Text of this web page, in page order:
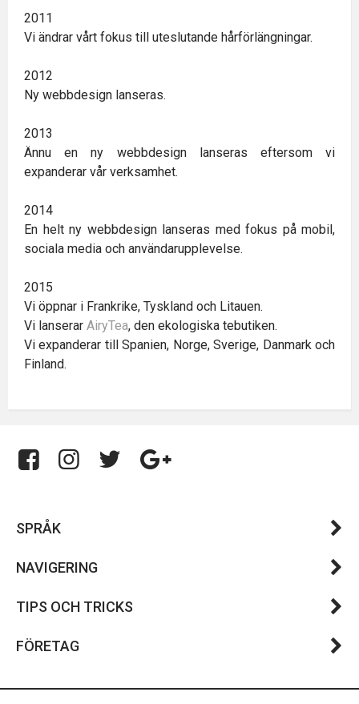
2011
Vi ändrar vårt fokus till uteslutande hårförlängningar.
2012
Ny webbdesign lanseras.
2013
Ännu en ny webbdesign lanseras eftersom vi
expanderar vår verksamhet.
2014
En helt ny webbdesign lanseras med fokus på mobil,
sociala media och användarupplevelse.
2015
Vi öppnar i Frankrike, Tyskland och Litauen.
Vi lanserar AiryTea, den ekologiska tebutiken.
Vi expanderar till Spanien, Norge, Sverige, Danmark och
Finland.
SPRÅK
NAVIGERING
TIPS OCH TRICKS
FÖRETAG